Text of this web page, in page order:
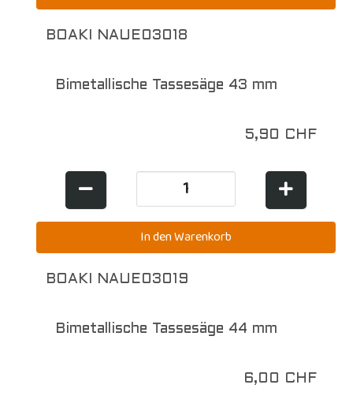
BOAKI NAUE03018
Bimetallische Tassesäge 43 mm
5,90 CHF
BOAKI NAUE03019
Bimetallische Tassesäge 44 mm
6,00 CHF